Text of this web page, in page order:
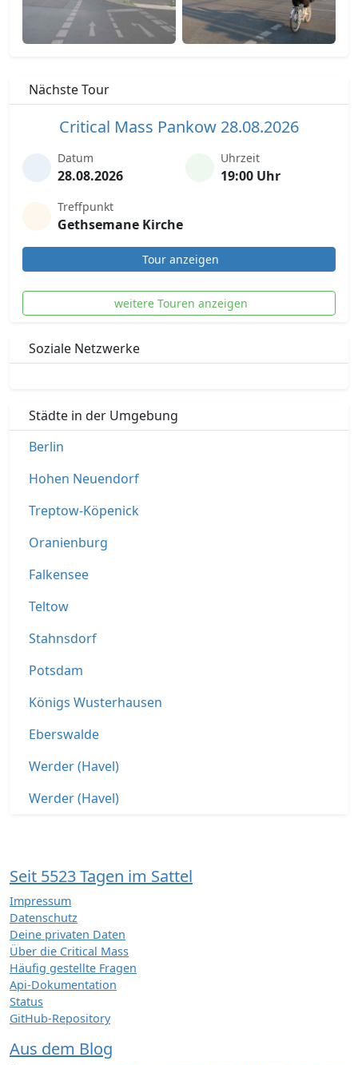
Nächste Tour
Critical Mass Pankow 28.08.2026
Datum
28.08.2026
Uhrzeit
19:00 Uhr
Treffpunkt
Gethsemane Kirche
Tour anzeigen
weitere Touren anzeigen
Soziale Netzwerke
Städte in der Umgebung
Berlin
Hohen Neuendorf
Treptow-Köpenick
Oranienburg
Falkensee
Teltow
Stahnsdorf
Potsdam
Königs Wusterhausen
Eberswalde
Werder (Havel)
Werder (Havel)
Seit 5523 Tagen im Sattel
Impressum
Datenschutz
Deine privaten Daten
Über die Critical Mass
Häufig gestellte Fragen
Api-Dokumentation
Status
GitHub-Repository
Aus dem Blog